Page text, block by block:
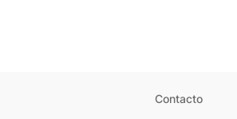
Contacto